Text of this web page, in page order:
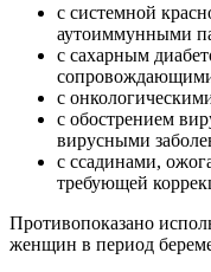
с системной
аутоиммунными
с сахарным
с
с обострением
вирусными
с ссадинами,
требующей
Противопоказано
женщин в период